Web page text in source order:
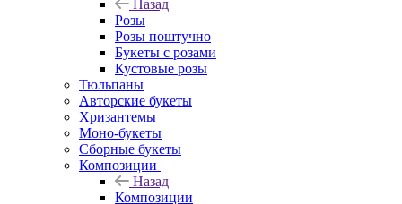
Назад
Розы
Розы поштучно
Букеты с розами
Кустовые розы
Тюльпаны
Авторские букеты
Хризантемы
Моно-букеты
Сборные букеты
Композиции
Назад
Композиции